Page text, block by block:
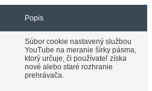
Popis
Súbor cookie nastavený službou
YouTube na meranie šírky pásma,
ktorý určuje, či používateľ získa
nové alebo staré rozhranie
prehrávača.